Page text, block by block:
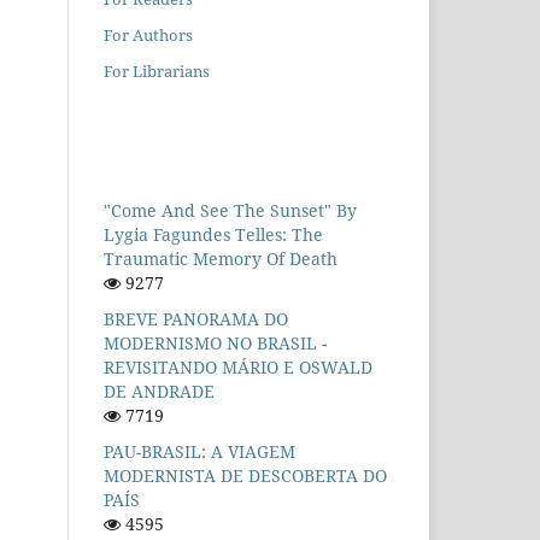
For Authors
For Librarians
"Come And See The Sunset" By
Lygia Fagundes Telles: The
Traumatic Memory Of Death
9277
BREVE PANORAMA DO
MODERNISMO NO BRASIL -
REVISITANDO MÁRIO E OSWALD
DE ANDRADE
7719
PAU-BRASIL: A VIAGEM
MODERNISTA DE DESCOBERTA DO
PAÍS
4595